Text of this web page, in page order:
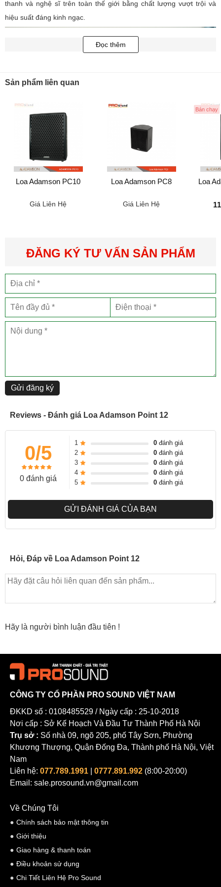
thanh và nghệ sĩ trên toàn thế giới bằng chất lượng vượt trội và
hiệu suất đáng kinh ngạc.
Loa Adamson PC12 gây ấn tượng với nhiều ưu điểm
nổi bật của loa PC12:
Khả năng tái hiện âm thanh chân thực và chi tiết của loa PC12
sống động.
Loa Adamson PC12 có thiết kế tối giản và chuyên nghiệp, giúp nó
tích hợp dễ dàng vào bất kỳ không gian nào. Với kích thước vừa
phải và kiểu dáng thời trang, loa này không chỉ đem lại hiệu suất
cao mà còn là một điểm nhấn tinh tế trong không gian nghe nhạc
Adamson PC12 cho phép phối ghép linh hoạt với các hệ thống âm
đa chiều. Ngoài ra, loa PC12 cũng hỗ trợ nhiều tùy chọn kết nối,
bao gồm cổng Speakon và cổng điều khiển R-Net, giúp bạn dễ
sản phẩm âm thanh. Loa PC12 được chế tạo từ các linh kiện chất
lượng cao, đảm bảo hiệu suất ổn định và đáng tin cậy trong suốt
lĩnh vực, từ hệ thống âm thanh gia đình, sự kiện âm nhạc, biểu
Loa PC12 gây ấn tượng với nhiều ưu điểm vượt trội như chất lượng
âm thanh xuất sắc, thiết kế chuyên nghiệp, khả năng phối ghép và
kết nối linh hoạt, linh kiện chất lượng cao và ứng dụng đa dạng.
Đây thực sự là một lựa chọn đáng xem cho những ai đang tìm kiếm
một trải nghiệm âm thanh đỉnh cao và chất lượng cao cấp.
Loa Adamson PC12 có cấu tạo như thế nào
Đọc thêm
Sản phẩm liên quan
Loa Adamson PC10
Giá Liên Hệ
Loa Adamson PC8
Giá Liên Hệ
Bán chạy
Loa
ĐĂNG KÝ TƯ VẤN SẢN PHẨM
Gửi đăng ký
Reviews - Đánh giá Loa Adamson Point 12
0/5
0 đánh giá
1 0đánh giá
2
0đánh giá
3
0đánh giá
4
0đánh giá
5
0đánh giá
GỬI ĐÁNH GIÁ CỦA BẠN
Hỏi, Đáp về Loa Adamson Point 12
Hãy là người bình luận đầu tiên !
CÔNG TY CỔ PHẦN PRO SOUND VIỆT NAM
ĐKKD số : 0108485529 / Ngày cấp : 25-10-2018
Nơi cấp : Sở Kế Hoạch Và Đầu Tư Thành Phố Hà Nội
Trụ sở : Số nhà 09, ngõ 205, phố Tây Sơn, Phường
Khương Thượng, Quận Đống Đa, Thành phố Hà Nội, Việt
Nam
Liên hệ: 077.789.1991 0777.891.992 (8:00-20:00)
Email: sale.prosound.vn@gmail.com
Về Chúng Tôi
Chính sách bảo mật thông tin
Giới thiệu
Giao hàng & thanh toán
Điều khoản sử dụng
Chi Tiết Liên Hệ Pro Sound